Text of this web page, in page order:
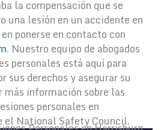
la compensación que se
una lesión en un accidente en
ponerse en contacto con
. Nuestro equipo de abogados
personales está aquí para
sus derechos y asegurar su
información sobre las
personales en
el National Safety Council.